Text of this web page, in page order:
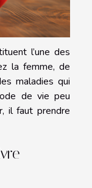
l’une des
la femme, de
maladies qui
de vie peu
il faut prendre